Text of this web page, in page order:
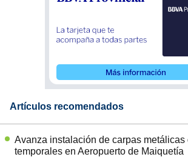
Artículos recomendados
Avanza instalación de carpas metálicas
temporales en Aeropuerto de Maiquetía